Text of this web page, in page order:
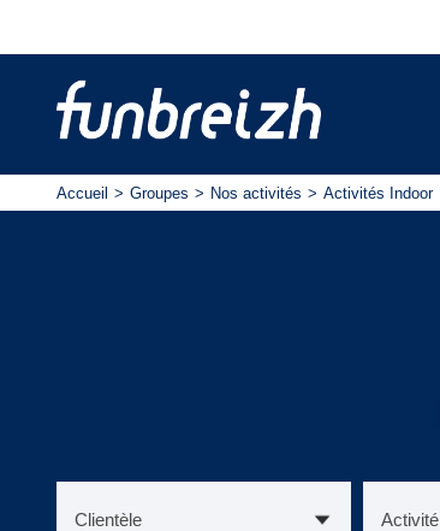
Accueil Groupes Nos activités Activités Indoor
Clientèle Activité